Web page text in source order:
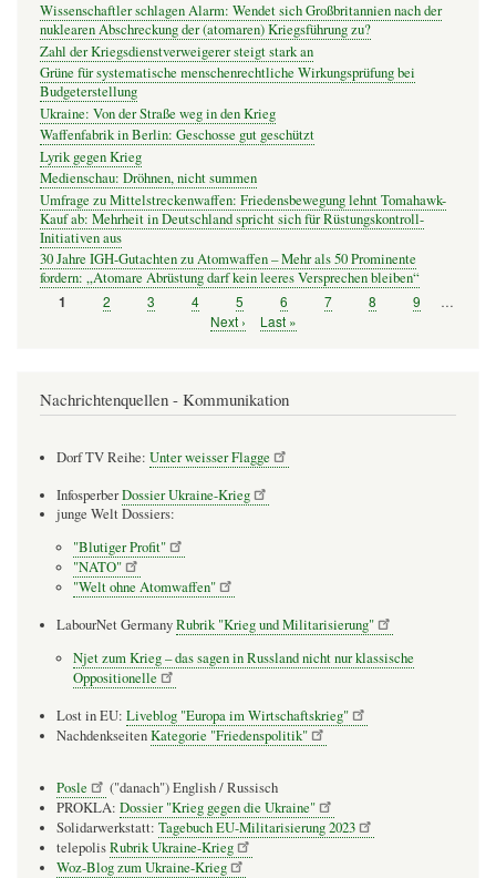
Wissenschaftler schlagen Alarm: Wendet sich Großbritannien nach der
nuklearen Abschreckung der (atomaren) Kriegsführung zu?
Zahl der Kriegsdienstverweigerer steigt stark an
Grüne für systematische menschenrechtliche Wirkungsprüfung bei
Budgeterstellung
Ukraine: Von der Straße weg in den Krieg
Waffenfabrik in Berlin: Geschosse gut geschützt
Lyrik gegen Krieg
Medienschau: Dröhnen, nicht summen
Umfrage zu Mittelstreckenwaffen: Friedensbewegung lehnt Tomahawk-
Kauf ab: Mehrheit in Deutschland spricht sich für Rüstungskontroll-
Initiativen aus
30 Jahre IGH-Gutachten zu Atomwaffen – Mehr als 50 Prominente
fordern: „Atomare Abrüstung darf kein leeres Versprechen bleiben“
Seitennummerierung
Seite
1 Seite
2 Seite
3 Seite
4 Seite
5 Seite
6 Seite
7 Seite
8 Seite
9
…
Nächste
Next ›
Letzte
Last »
Nachrichtenquellen - Kommunikation
Dorf TV Reihe: Unter weisser Flagge
InfosperberDossier Ukraine-Krieg
junge Welt Dossiers:
"Blutiger Profit"
"NATO"
"Welt ohne Atomwaffen"
LabourNet GermanyRubrik "Krieg und Militarisierung"
Njet zum Krieg – das sagen in Russland nicht nur klassische
Oppositionelle
Lost in EU: Liveblog "Europa im Wirtschaftskrieg"
NachdenkseitenKategorie "Friedenspolitik"
Posle
("danach") English / Russisch
PROKLA: Dossier "Krieg gegen die Ukraine"
Solidarwerkstatt: Tagebuch EU-Militarisierung 2023
telepolisRubrik Ukraine-Krieg
Woz-Blog zum Ukraine-Krieg